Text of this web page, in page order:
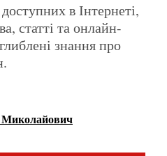
в Інтернеті,
статті та онлайн-
знання про